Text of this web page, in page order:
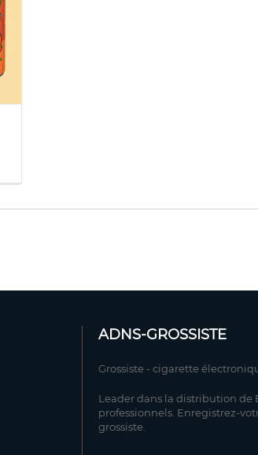
ADNS-GROSSISTE
Grossiste - cigarette
Leader dans la distribution de
professionnels. Enregistrez-
grossiste.